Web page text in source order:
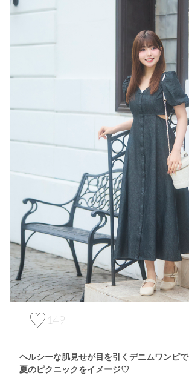
149
ヘルシーな肌見せが目を引くデニムワンピで
夏のピクニックをイメージ♡